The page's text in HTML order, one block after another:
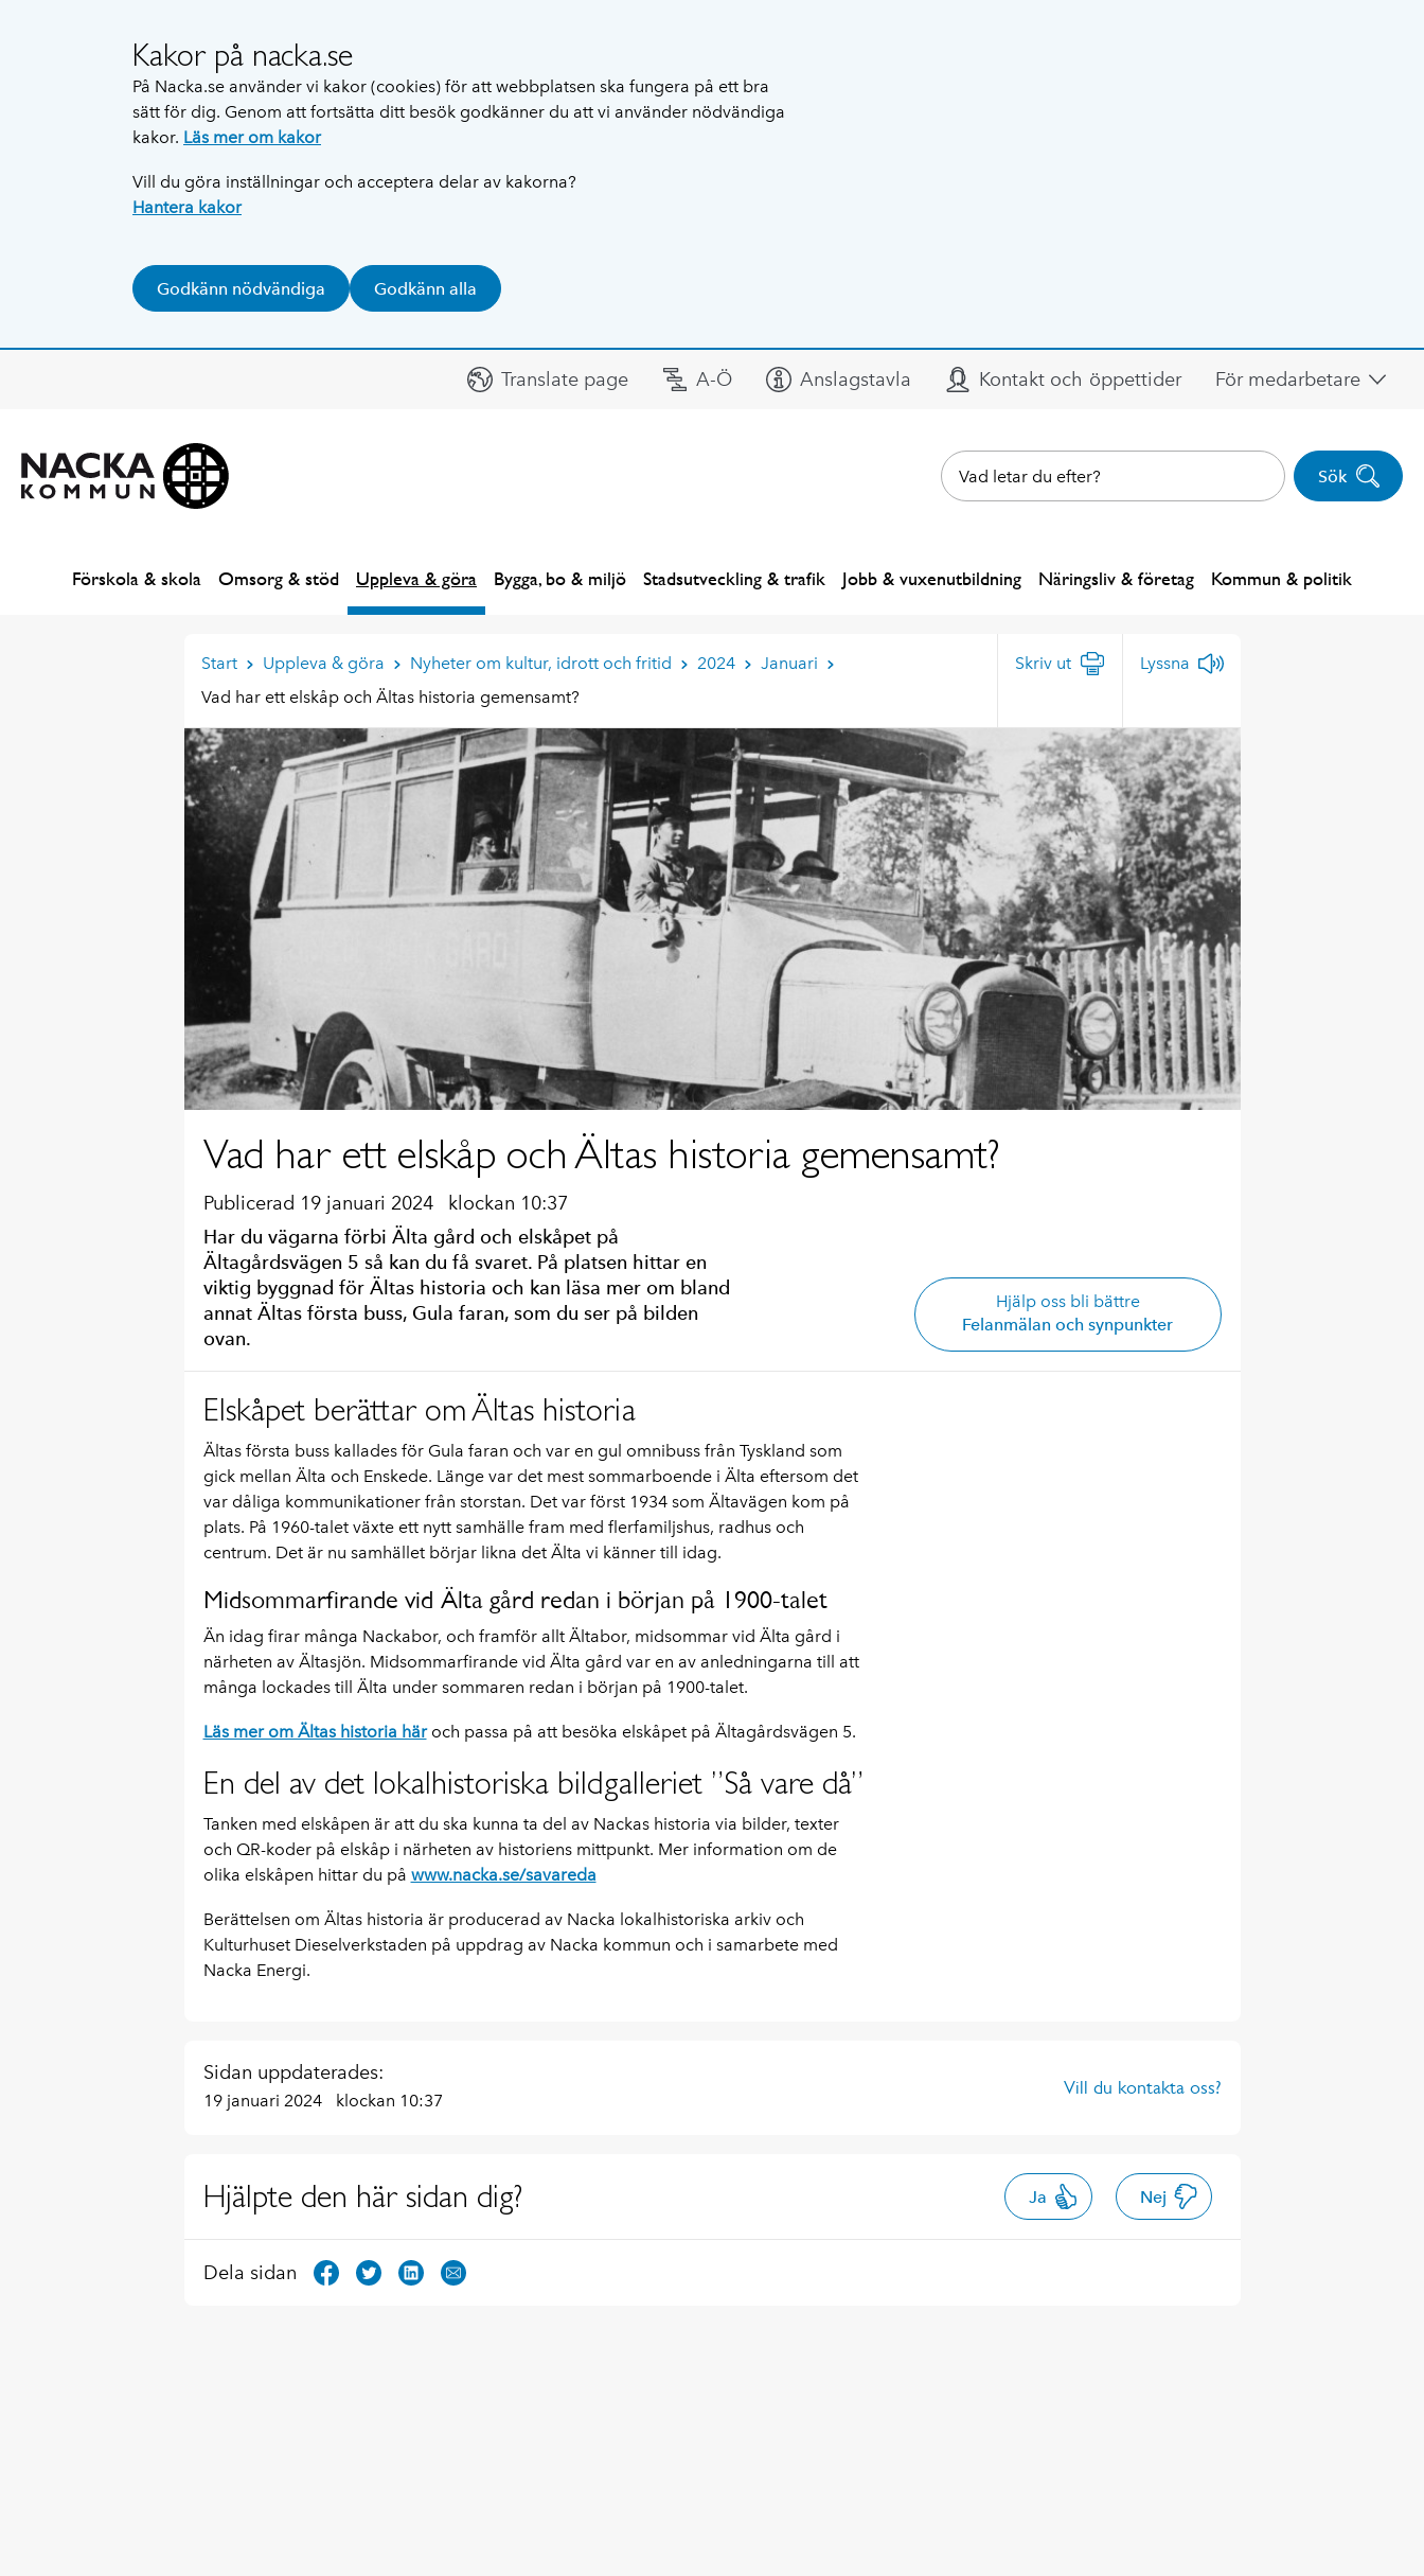
Kakor på nacka.se
På Nacka.se använder vi kakor (cookies) för att webbplatsen ska fungera på ett bra
sätt för dig. Genom att fortsätta ditt besök godkänner du att vi använder nödvändiga
kakor. Läs mer om kakor
Vill du göra inställningar och acceptera delar av kakorna?
Hantera kakor
Godkänn nödvändiga Godkänn alla
Translate page A-Ö Anslagstavla Kontakt och öppettider För medarbetare
Sök
Förskola & skola Omsorg & stöd Uppleva & göra Bygga, bo & miljö Stadsutveckling & trafik Jobb & vuxenutbildning Näringsliv & företag Kommun & politik
Start Uppleva & göra Nyheter om kultur, idrott och fritid 2024
Januari
Vad har ett elskåp och Ältas historia gemensamt?
Skriv ut Lyssna
Vad har ett elskåp och Ältas historia gemensamt?
Publicerad 19 januari 2024 klockan 10:37
Har du vägarna förbi Älta gård och elskåpet på
Ältagårdsvägen 5 så kan du få svaret. På platsen hittar en
viktig byggnad för Ältas historia och kan läsa mer om bland
annat Ältas första buss, Gula faran, som du ser på bilden
ovan.
Hjälp oss bli bättre
Felanmälan och synpunkter
Elskåpet berättar om Ältas historia
Ältas första buss kallades för Gula faran och var en gul omnibuss från Tyskland som
gick mellan Älta och Enskede. Länge var det mest sommarboende i Älta eftersom det
var dåliga kommunikationer från storstan. Det var först 1934 som Ältavägen kom på
plats. På 1960-talet växte ett nytt samhälle fram med flerfamiljshus, radhus och
centrum. Det är nu samhället börjar likna det Älta vi känner till idag.
Midsommarfirande vid Älta gård redan i början på 1900-talet
Än idag firar många Nackabor, och framför allt Ältabor, midsommar vid Älta gård i
närheten av Ältasjön. Midsommarfirande vid Älta gård var en av anledningarna till att
många lockades till Älta under sommaren redan i början på 1900-talet.
Läs mer om Ältas historia häroch passa på att besöka elskåpet på Ältagårdsvägen 5.
En del av det lokalhistoriska bildgalleriet ”Så vare då”
Tanken med elskåpen är att du ska kunna ta del av Nackas historia via bilder, texter
och QR-koder på elskåp i närheten av historiens mittpunkt. Mer information om de
olika elskåpen hittar du på www.nacka.se/savareda
Berättelsen om Ältas historia är producerad av Nacka lokalhistoriska arkiv och
Kulturhuset Dieselverkstaden på uppdrag av Nacka kommun och i samarbete med
Nacka Energi.
Sidan uppdaterades:
19 januari 2024 klockan 10:37
Vill du kontakta oss?
Hjälpte den här sidan dig? Ja Nej
Dela sidan